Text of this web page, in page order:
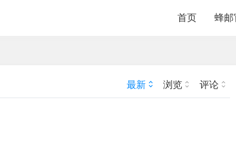
首页 蜂邮
最新 浏览 评论